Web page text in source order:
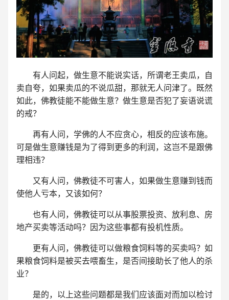
有人问起，做生意不能说实话，所谓老王卖瓜，自
卖自夸，如果卖瓜的不说瓜甜，那就无人问津了。既然
如此，佛教徒能不能做生意？做生意是否犯了妄语说谎
的戒？
再有人问，学佛的人不应贪心，相反的应该布施。
可是做生意赚钱是为了得到更多的利润，这岂不是跟佛
理相违？
又有人问，佛教徒不可害人，如果做生意赚到钱而
使他人亏本，又该如何？
也有人问，佛教徒可以从事股票投资、放利息、房
地产买卖等活动吗？因为这些事都有投机性质。
更有人问，佛教徒可以做粮食饲料等的买卖吗？如
果粮食饲料是被买去喂畜生，是否间接助长了他人的杀
业？
是的，以上这些问题都是我们应该面对而加以检讨